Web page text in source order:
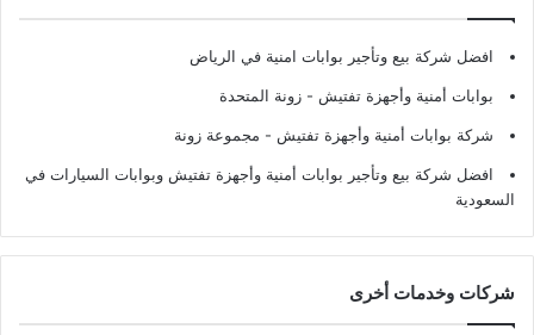
افضل شركة بيع وتأجير بوابات امنية في الرياض
بوابات أمنية وأجهزة تفتيش - زونة المتحدة
شركة بوابات أمنية وأجهزة تفتيش - مجموعة زونة
افضل شركة بيع وتأجير بوابات أمنية وأجهزة تفتيش وبوابات السيارات في
السعودية
شركات وخدمات أخرى